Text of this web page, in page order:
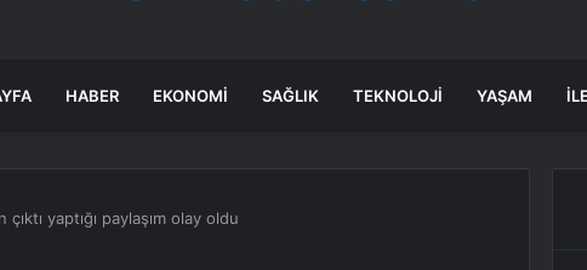
HABER EKONOMI SAĞLIK TEKNOLOJI YAŞAM
yaptığı paylaşım olay oldu